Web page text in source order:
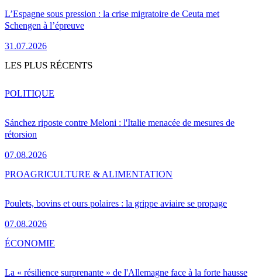
L’Espagne sous pression : la crise migratoire de Ceuta met
Schengen à l’épreuve
31.07.2026
LES PLUS RÉCENTS
Sánchez riposte contre Meloni : l'Italie menacée de mesures de
rétorsion
07.08.2026
POLITIQUE
Poulets, bovins et ours polaires : la grippe aviaire se propage
07.08.2026
PROAGRICULTURE & ALIMENTATION
La « résilience surprenante » de l'Allemagne face à la forte hausse
ÉCONOMIE